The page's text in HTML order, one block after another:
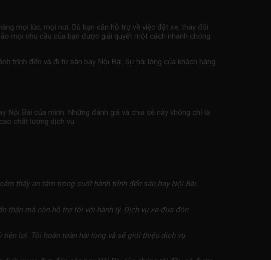
mọi lúc, mọi nơi. Dù bạn cần hỗ trợ về việc đặt xe, thay đổi
mọi nhu cầu của bạn được giải quyết một cách nhanh chóng
trình đến và đi từ sân bay Nội Bài. Sự hài lòng của khách hàng
Nội Bài của mình. Những đánh giá và chia sẻ này không chỉ là
chất lượng dịch vụ.
thấy an tâm trong suốt hành trình đến sân bay Nội Bài.
thận mà còn hỗ trợ tôi với hành lý. Dịch vụ xe đưa đón
tiện lợi. Tôi hoàn toàn hài lòng và sẽ giới thiệu dịch vụ